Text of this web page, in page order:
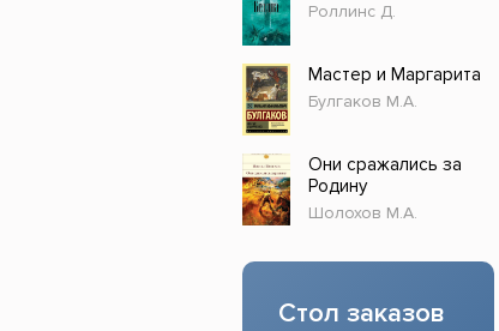
Прочие издания
Роллинс Д.
Мастер и Маргарита
Булгаков М.А.
Они сражались за
Родину
Шолохов М.А.
Стол заказов